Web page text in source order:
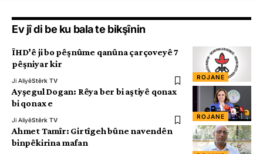
Ev jî di be ku bala te bikşînin
ROJANE
ÎHD’ê ji bo pêşnûme qanûna çarçoveyê 7
pêşniyar kir
Ji AliyêStêrk TV
ROJANE
Ayşegul Dogan: Rêya ber bi aştiyê qonax
bi qonax e
Ji AliyêStêrk TV
Ahmet Tamîr: Girtîgeh bûne navendên
binpêkirina mafan